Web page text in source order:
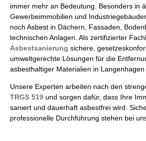
immer mehr an Bedeutung. Besonders in
Gewerbeimmobilien und
noch Asbest in Dächern, Fassaden,
technischen Anlagen. Als zertifizierter
Asbestsanierung sichere,
umweltgerechte Lösungen für die
asbesthaltiger Materialien in Langenhagen
Unsere Experten arbeiten nach den
TRGS 519 und sorgen dafür, dass Ihre
saniert und dauerhaft asbestfrei wird.
professionelle Durchführung stehen bei